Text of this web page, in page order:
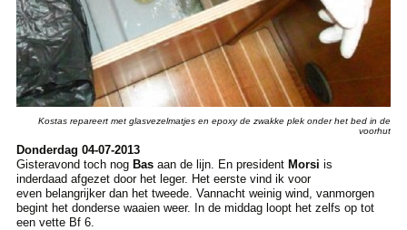
Kostas repareert met glasvezelmatjes en epoxy de zwakke plek onder het bed in de
voorhut
Donderdag 04-07-2013
Gisteravond toch nog Basaan de lijn. En president Morsi is
inderdaad afgezet door het leger. Het eerste vind ik voor
even belangrijker dan het tweede. Vannacht weinig wind, vanmorgen
begint het donderse waaien weer. In de middag loopt het zelfs op tot
een vette Bf 6.